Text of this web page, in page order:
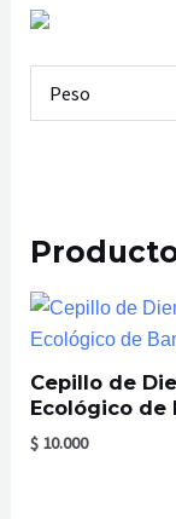
Peso
Cepillo de
Ecológico de
$ 10.000